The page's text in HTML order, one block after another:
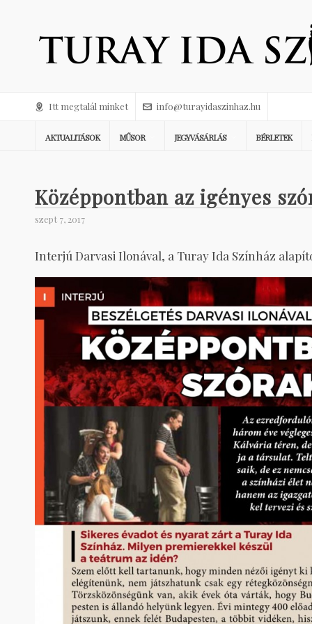
Itt megtalál minket info@turayidaszinhaz.hu
AKTUALITÁSOK MŰSOR JEGYVÁSÁRLÁS BÉRLETEK
Középpontban az igényes
szept 7, 2017
Interjú Darvasi Ilonával, a Turay Ida Színház